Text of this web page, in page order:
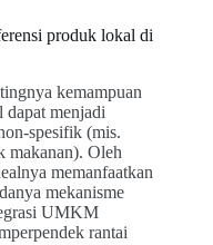
produk lokal di
kemampuan
menjadi
spesifik (mis.
makanan). Oleh
memanfaatkan
mekanisme
UMKM
rantai